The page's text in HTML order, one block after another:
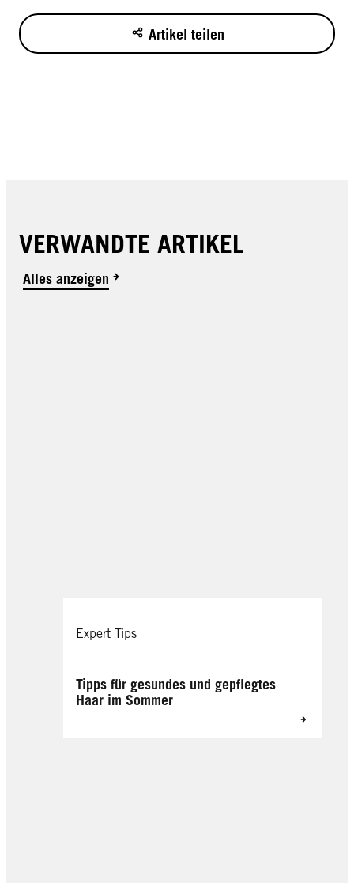
Artikel teilen
VERWANDTE ARTIKEL
Alles anzeigen
Expert Tips
Tipps für gesundes und gepflegtes
Haar im Sommer